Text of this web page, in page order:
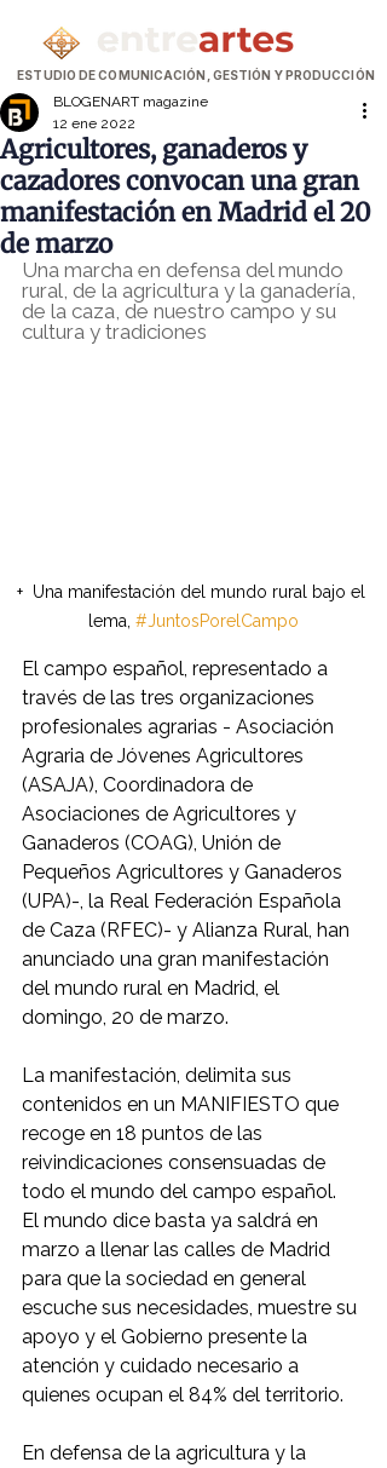
ESTUDIO DE COMUNICACIÓN, GESTIÓN Y PRODUCCIÓN
Agricultores, ganaderos y
cazadores convocan una gran
manifestación en Madrid el 20
de marzo
BLOGENART magazine
12 ene 2022
Una marcha en defensa del mundo
rural, de la agricultura y la ganadería,
de la caza, de nuestro campo y su
cultura y tradiciones
+  Una manifestación del mundo rural bajo el
lema, #JuntosPorelCampo
El campo español, representado a
través de las tres organizaciones
profesionales agrarias - Asociación
Agraria de Jóvenes Agricultores
(ASAJA), Coordinadora de
Asociaciones de Agricultores y
Ganaderos (COAG), Unión de
Pequeños Agricultores y Ganaderos
(UPA)-, la Real Federación Española
de Caza (RFEC)- y Alianza Rural, han
anunciado una gran manifestación
del mundo rural en Madrid, el
domingo, 20 de marzo.
La manifestación, delimita sus
contenidos en un MANIFIESTO que
recoge en 18 puntos de las
reivindicaciones consensuadas de
todo el mundo del campo español.
El mundo dice basta ya saldrá en
marzo a llenar las calles de Madrid
para que la sociedad en general
escuche sus necesidades, muestre su
apoyo y el Gobierno presente la
atención y cuidado necesario a
quienes ocupan el 84% del territorio.
En defensa de la agricultura y la